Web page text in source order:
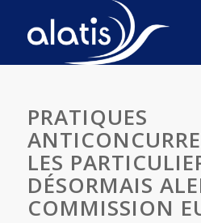
PRATIQUES
LES
DÉSORMAIS
COMMISSION